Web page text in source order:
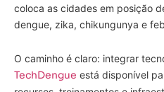
coloca as cidades em posição
dengue, zika, chikungunya e
O caminho é claro: integrar
TechDengue está disponível